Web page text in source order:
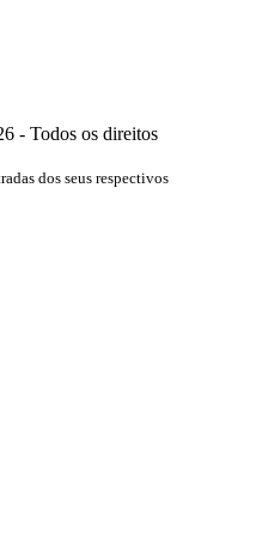
- Todos os direitos
dos seus respectivos